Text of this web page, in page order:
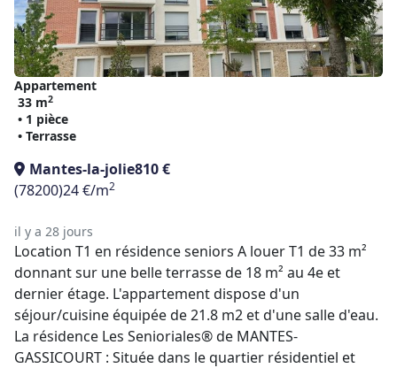
Appartement
33 m2
• 1 pièce
• Terrasse
Mantes-la-jolie810 €
(78200)24 €/m2
il y a 28 jours
Location T1 en résidence seniors A louer T1 de 33 m²
donnant sur une belle terrasse de 18 m² au 4e et
dernier étage. L'appartement dispose d'un
séjour/cuisine équipée de 21.8 m2 et d'une salle d'eau.
La résidence Les Senioriales® de MANTES-
GASSICOURT : Située dans le quartier résidentiel et